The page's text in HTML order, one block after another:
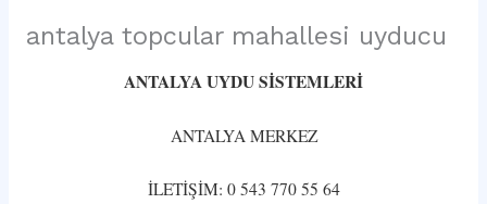
antalya topcular mahallesi uyducu
ANTALYA UYDU SİSTEMLERİ
ANTALYA MERKEZ
İLETİŞİM: 0 543 770 55 64